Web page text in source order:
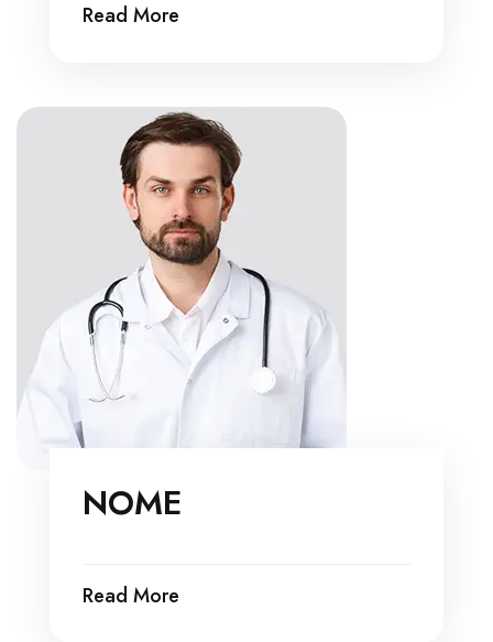
Read More
NOME
Read More